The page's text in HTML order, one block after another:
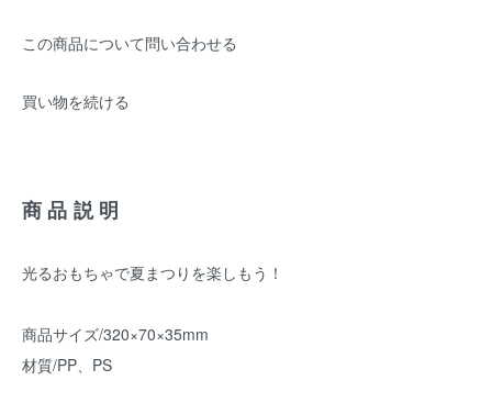
この商品について問い合わせる
買い物を続ける
商品説明
光るおもちゃで夏まつりを楽しもう！
商品サイズ/320×70×35mm
材質/PP、PS